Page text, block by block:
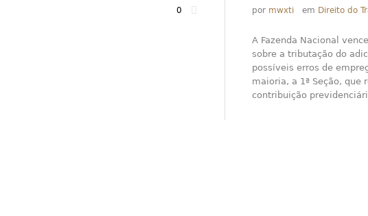
0 por mwxti em Direito do
A Fazenda Nacional
sobre a tributação do
possíveis erros de
maioria, a 1ª Seção, que
contribuição